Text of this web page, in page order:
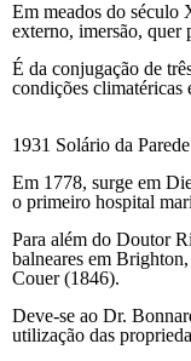
Em meados do século
externo, imersão, quer
É da conjugação de
condições climatéricas
1931 Solário da Parede
Em 1778, surge em
o primeiro hospital
Para além do Doutor
balneares em
Couer (1846).
Deve-se ao Dr.
utilização das